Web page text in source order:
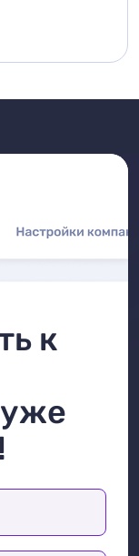
к